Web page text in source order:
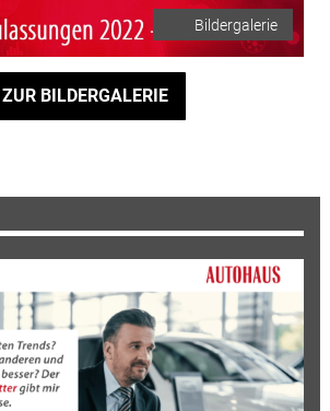
Bildergalerie
ZUR BILDERGALERIE